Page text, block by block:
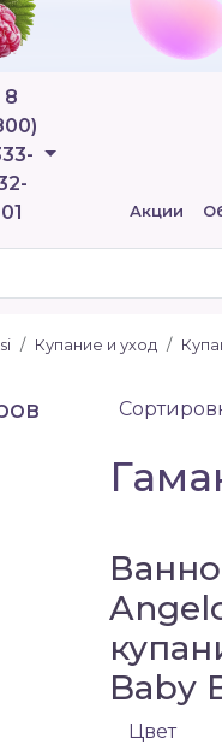
8
01
Телефоны
Акции
Купание и уход
Baby
Цвет